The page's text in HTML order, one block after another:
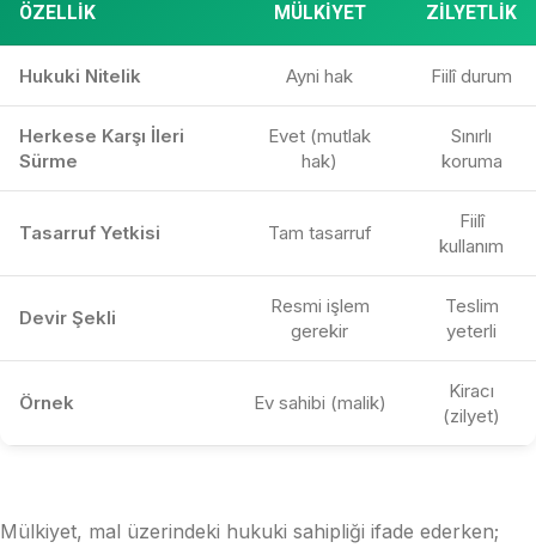
ÖZELLIK MÜLKIYET ZILYETLIK
Hukuki Nitelik Ayni hak Fiilî durum
Herkese Karşı İleri
Sürme
Evet (mutlak
hak)
Sınırlı
koruma
Tasarruf Yetkisi Tam tasarruf
Fiilî
kullanım
Devir Şekli
Resmi işlem
gerekir
Teslim
yeterli
Örnek Ev sahibi (malik)
Kiracı
(zilyet)
Mülkiyet, mal üzerindeki hukuki sahipliği ifade ederken;